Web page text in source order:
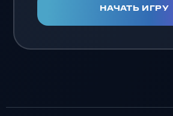
НАЧАТЬ ИГРУ